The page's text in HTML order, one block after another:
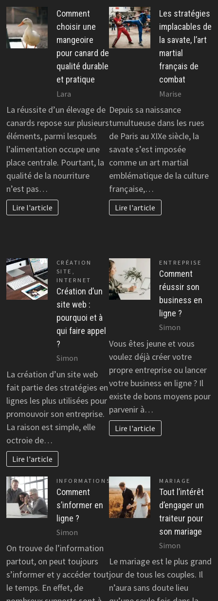
Comment
choisir une
mangeoire
pour canard de
qualité durable
et pratique
Lara
La réussite d’un élevage de
canards repose sur plusieurs
éléments, parmi lesquels
l’alimentation occupe une
place centrale. Pourtant, la
qualité de la nourriture
n’est pas…
Lire l'article
Les stratégies
implacables de
la savate, l’art
martial
français de
combat
Marise
Depuis sa naissance
tumultueuse dans les rues
de Paris au XIXe siècle, la
savate s’est imposée
comme un art martial
emblématique de la culture
française,…
Lire l'article
CRÉATION
SITE ,
INTERNET
Création d’un
site web :
pourquoi et à
qui faire appel
?
Simon
La création d’un site web
fait partie des stratégies en
lignes les plus utilisées pour
promouvoir son entreprise.
La raison est simple, elle
octroie de…
Lire l'article
ENTREPRISE
Comment
réussir son
business en
ligne ?
Simon
Vous êtes jeune et vous
voulez déjà créer votre
propre entreprise ou lancer
votre business en ligne ? Il
existe de bons moyens pour
parvenir à…
Lire l'article
INFORMATIONS
Comment
s’informer en
ligne ?
Simon
On trouve de l’information
partout, on peut toujours
s’informer et y accéder tout
le temps. En effet, de
MARIAGE
Tout l’intérêt
d’engager un
traiteur pour
son mariage
Simon
Le mariage est le plus grand
jour de tous les couples. Il
n’aura sans doute lieu